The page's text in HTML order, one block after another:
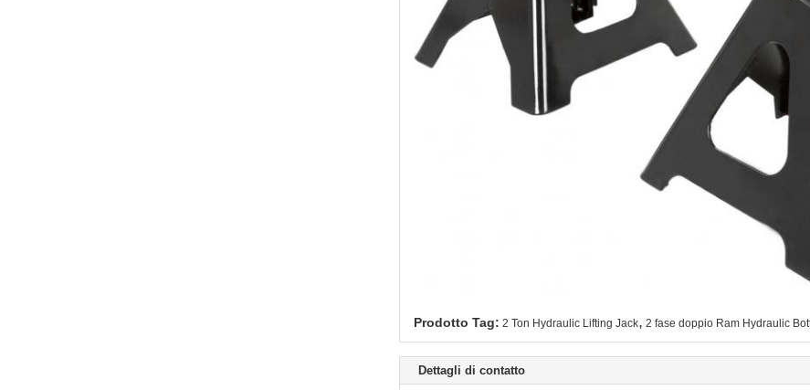
Prodotto Tag: 2 Ton Hydraulic Lifting Jack, 2 fase doppio Ram Hydraulic
Dettagli di contatto